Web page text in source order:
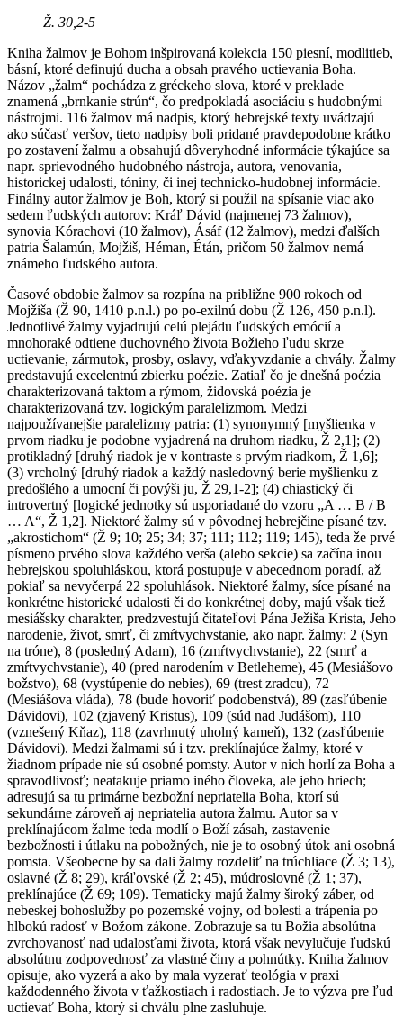
Ž. 30,2-5
Kniha žalmov je Bohom inšpirovaná kolekcia 150 piesní, modlitieb,
básní, ktoré definujú ducha a obsah pravého uctievania Boha.
Názov „žalm“ pochádza z gréckeho slova, ktoré v preklade
znamená „brnkanie strún“, čo predpokladá asociáciu s hudobnými
nástrojmi. 116 žalmov má nadpis, ktorý hebrejské texty uvádzajú
ako súčasť veršov, tieto nadpisy boli pridané pravdepodobne krátko
po zostavení žalmu a obsahujú dôveryhodné informácie týkajúce sa
napr. sprievodného hudobného nástroja, autora, venovania,
historickej udalosti, tóniny, či inej technicko-hudobnej informácie.
Finálny autor žalmov je Boh, ktorý si použil na spísanie viac ako
sedem ľudských autorov: Kráľ Dávid (najmenej 73 žalmov),
synovia Kórachovi (10 žalmov), Ásáf (12 žalmov), medzi ďalších
patria Šalamún, Mojžiš, Héman, Étán, pričom 50 žalmov nemá
známeho ľudského autora.
Časové obdobie žalmov sa rozpína na približne 900 rokoch od
Mojžiša (Ž 90, 1410 p.n.l.) po po-exilnú dobu (Ž 126, 450 p.n.l).
Jednotlivé žalmy vyjadrujú celú plejádu ľudských emócií a
mnohoraké odtiene duchovného života Božieho ľudu skrze
uctievanie, zármutok, prosby, oslavy, vďakyvzdanie a chvály. Žalmy
predstavujú excelentnú zbierku poézie. Zatiaľ čo je dnešná poézia
charakterizovaná taktom a rýmom, židovská poézia je
charakterizovaná tzv. logickým paralelizmom. Medzi
najpoužívanejšie paralelizmy patria: (1) synonymný [myšlienka v
prvom riadku je podobne vyjadrená na druhom riadku, Ž 2,1]; (2)
protikladný [druhý riadok je v kontraste s prvým riadkom, Ž 1,6];
(3) vrcholný [druhý riadok a každý nasledovný berie myšlienku z
predošlého a umocní či povýši ju, Ž 29,1-2]; (4) chiastický či
introvertný [logické jednotky sú usporiadané do vzoru „A … B / B
… A“, Ž 1,2]. Niektoré žalmy sú v pôvodnej hebrejčine písané tzv.
„akrostichom“ (Ž 9; 10; 25; 34; 37; 111; 112; 119; 145), teda že prvé
písmeno prvého slova každého verša (alebo sekcie) sa začína inou
hebrejskou spoluhláskou, ktorá postupuje v abecednom poradí, až
pokiaľ sa nevyčerpá 22 spoluhlások. Niektoré žalmy, síce písané na
konkrétne historické udalosti či do konkrétnej doby, majú však tiež
mesiášsky charakter, predzvestujú čitateľovi Pána Ježiša Krista, Jeho
narodenie, život, smrť, či zmŕtvychvstanie, ako napr. žalmy: 2 (Syn
na tróne), 8 (posledný Adam), 16 (zmŕtvychvstanie), 22 (smrť a
zmŕtvychvstanie), 40 (pred narodením v Betleheme), 45 (Mesiášovo
božstvo), 68 (vystúpenie do nebies), 69 (trest zradcu), 72
(Mesiášova vláda), 78 (bude hovoriť podobenstvá), 89 (zasľúbenie
Dávidovi), 102 (zjavený Kristus), 109 (súd nad Judášom), 110
(vznešený Kňaz), 118 (zavrhnutý uholný kameň), 132 (zasľúbenie
Dávidovi). Medzi žalmami sú i tzv. preklínajúce žalmy, ktoré v
žiadnom prípade nie sú osobné pomsty. Autor v nich horlí za Boha a
spravodlivosť; neatakuje priamo iného človeka, ale jeho hriech;
adresujú sa tu primárne bezbožní nepriatelia Boha, ktorí sú
sekundárne zároveň aj nepriatelia autora žalmu. Autor sa v
preklínajúcom žalme teda modlí o Boží zásah, zastavenie
bezbožnosti i útlaku na pobožných, nie je to osobný útok ani osobná
pomsta. Všeobecne by sa dali žalmy rozdeliť na trúchliace (Ž 3; 13),
oslavné (Ž 8; 29), kráľovské (Ž 2; 45), múdroslovné (Ž 1; 37),
preklínajúce (Ž 69; 109). Tematicky majú žalmy široký záber, od
nebeskej bohoslužby po pozemské vojny, od bolesti a trápenia po
hlbokú radosť v Božom zákone. Zobrazuje sa tu Božia absolútna
zvrchovanosť nad udalosťami života, ktorá však nevylučuje ľudskú
absolútnu zodpovednosť za vlastné činy a pohnútky. Kniha žalmov
opisuje, ako vyzerá a ako by mala vyzerať teológia v praxi
každodenného života v ťažkostiach i radostiach. Je to výzva pre ľud
uctievať Boha, ktorý si chválu plne zasluhuje.